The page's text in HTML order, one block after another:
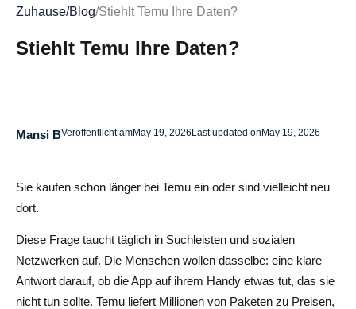
Ist Temu sicher für Kreditkartenzahlungen?
Gab es bei Temu jemals eine Datenpanne?
Zuhause/Blog/Stiehlt Temu Ihre Daten?
Stiehlt Temu Ihre Daten?
Mansi BVeröffentlicht amMay 19, 2026 Last updated on May 19, 2026
Sie kaufen schon länger bei Temu ein oder sind vielleicht neu
dort.
Diese Frage taucht täglich in Suchleisten und sozialen
Netzwerken auf. Die Menschen wollen dasselbe: eine klare
Antwort darauf, ob die App auf ihrem Handy etwas tut, das sie
nicht tun sollte. Temu liefert Millionen von Paketen zu Preisen,